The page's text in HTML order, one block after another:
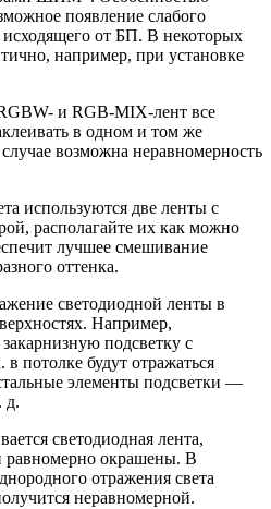
появление слабого
от БП. В некоторых
например, при установке
и RGB-MIX-лент все
в одном и том же
возможна неравномерность
используются две ленты с
располагайте их как можно
лучшее смешивание
оттенка.
светодиодной ленты в
Например,
подсветку с
потолке будут отражаться
элементы подсветки —
д.
светодиодная лента,
равномерно окрашены. В
отражения света
неравномерной.